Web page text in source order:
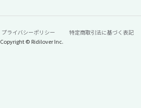
プライバシーポリシー
特定商取引法に基づく表記
Copyright © Ridilover Inc.